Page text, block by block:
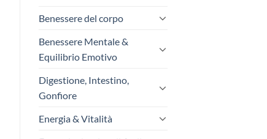
Benessere del corpo
Benessere Mentale &
Equilibrio Emotivo
Digestione, Intestino,
Gonfiore
Energia & Vitalità